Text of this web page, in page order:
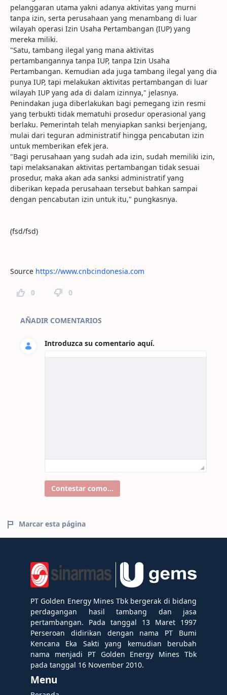
pelanggaran utama yakni adanya aktivitas yang murni
tanpa izin, serta perusahaan yang menambang di luar
wilayah operasi Izin Usaha Pertambangan (IUP) yang
mereka miliki.
"Satu, tambang ilegal yang mana aktivitas
pertambangannya tanpa IUP, tanpa Izin Usaha
Pertambangan. Kemudian ada juga tambang ilegal yang dia
punya IUP, tapi melakukan aktivitas pertambangan di luar
wilayah IUP yang ada di dalam izinnya," jelasnya.
Penindakan juga diberlakukan bagi pemegang izin resmi
yang terbukti tidak mematuhi prosedur operasional yang
berlaku. Pemerintah telah menyiapkan sanksi berjenjang,
mulai dari teguran administratif hingga pencabutan izin
untuk memberikan efek jera.
"Bagi perusahaan yang sudah ada izin, sudah memiliki izin,
tapi melaksanakan aktivitas pertambangan tidak sesuai
prosedur, maka akan ada sanksi administratif yang
diberikan kepada perusahaan tersebut bahkan sampai
dengan pencabutan izin untuk itu," pungkasnya.
(fsd/fsd)
Source https://www.cnbcindonesia.com
0 0
Comentarios de la página
AÑADIR COMENTARIOS
Introduzca su comentario aquí.
Contestar como...
Marcar esta página
PT Golden Energy Mines Tbk bergerak di bidang
perdagangan hasil tambang dan jasa
pertambangan. Pada tanggal 13 Maret 1997
Perseroan didirikan dengan nama PT Bumi
Kencana Eka Sakti yang kemudian berubah
nama menjadi PT Golden Energy Mines Tbk
pada tanggal 16 November 2010.
Menu